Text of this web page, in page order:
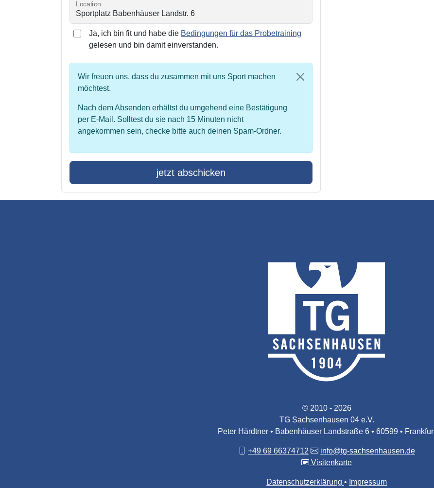
Location
Ja, ich bin fit und habe die Bedingungen für das Probetraining
gelesen und bin damit einverstanden.
Wir freuen uns, dass du zusammen mit uns Sport machen
möchtest.
Nach dem Absenden erhältst du umgehend eine Bestätigung
per E-Mail. Solltest du sie nach 15 Minuten nicht
angekommen sein, checke bitte auch deinen Spam-Ordner.
jetzt abschicken
© 2010 - 2026
TG Sachsenhausen 04 e.V.
Peter Härdtner • Babenhäuser Landstraße 6 • 60599 •
+49 69 66374712
info@tg-sachsenhausen.de
Visitenkarte
Datenschutzerklärung Impressum